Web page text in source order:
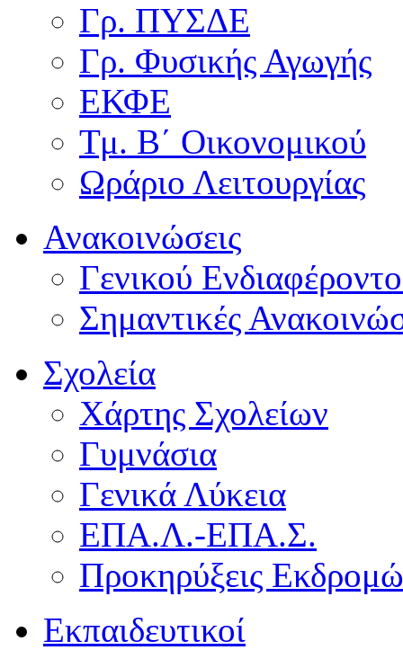
Γρ. ΠΥΣΔΕ
Γρ. Φυσικής Αγωγής
ΕΚΦΕ
Τμ. Β΄ Οικονομικού
Ωράριο Λειτουργίας
Ανακοινώσεις
Γενικού
Σημαντικές
Σχολεία
Χάρτης Σχολείων
Γυμνάσια
Γενικά Λύκεια
ΕΠΑ.Λ.-ΕΠΑ.Σ.
Προκηρύξεις
Εκπαιδευτικοί